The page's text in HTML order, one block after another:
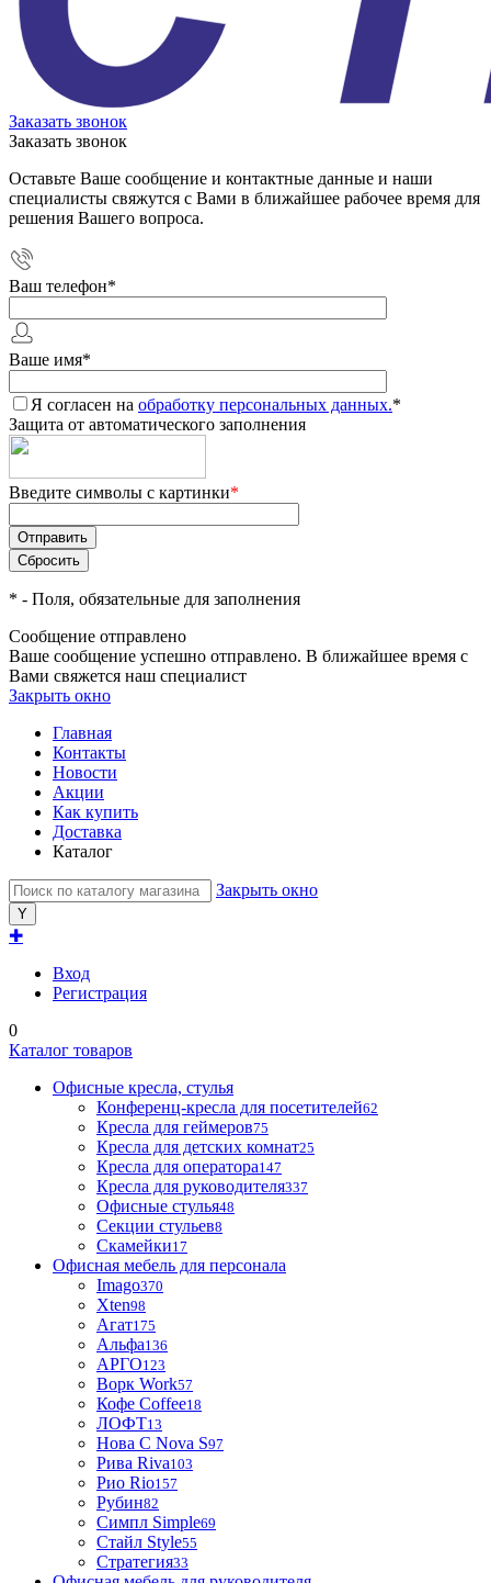
Заказать звонок
Заказать звонок
Оставьте Ваше сообщение и контактные данные и наши
специалисты свяжутся с Вами в ближайшее рабочее время для
решения Вашего вопроса.
Ваш телефон*
Ваше имя*
Я согласен на обработку персональных данных.*
Защита от автоматического заполнения
Введите символы с картинки*
* - Поля, обязательные для заполнения
Сообщение отправлено
Ваше сообщение успешно отправлено. В ближайшее время с
Вами свяжется наш специалист
Закрыть окно
Главная
Контакты
Новости
Акции
Как купить
Доставка
Каталог
Закрыть окно
✚
Вход
Регистрация
0
Каталог товаров
Офисные кресла, стулья
Конференц-кресла для посетителей62
Кресла для геймеров75
Кресла для детских комнат25
Кресла для оператора147
Кресла для руководителя337
Офисные стулья48
Секции стульев8
Скамейки17
Офисная мебель для персонала
Imago370
Xten98
Агат175
Альфа136
АРГО123
Ворк Work57
Кофе Coffee18
ЛОФТ13
Нова С Nova S97
Рива Riva103
Рио Rio157
Рубин82
Симпл Simple69
Стайл Style55
Стратегия33